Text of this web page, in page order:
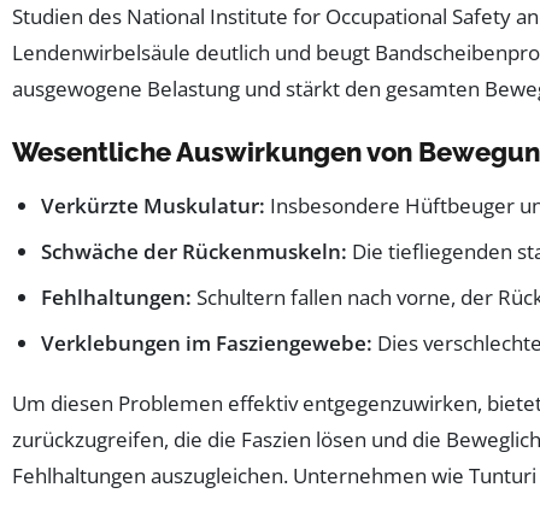
Studien des National Institute for Occupational Safety
Lendenwirbelsäule deutlich und beugt
ausgewogene Belastung und stärkt den gesamten
Wesentliche Auswirkungen von
Verkürzte Muskulatur: Insbesondere Hüftbeuger
Schwäche der Rückenmuskeln: Die tiefliegenden
Fehlhaltungen: Schultern fallen nach vorne, der
Verklebungen im Fasziengewebe: Dies
Um diesen Problemen effektiv entgegenzuwirken,
zurückzugreifen, die die Faszien lösen und die
Fehlhaltungen auszugleichen. Unternehmen wie